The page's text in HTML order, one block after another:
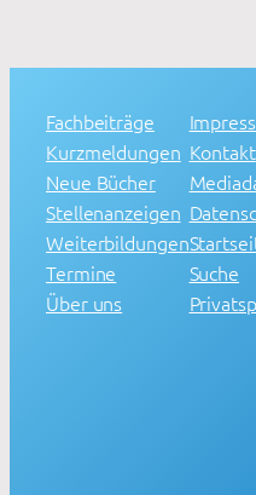
Fachbeiträge
Kurzmeldungen
Neue Bücher
Stellenanzeigen
Weiterbildungen
Termine
Über uns
Kontakt
Suche